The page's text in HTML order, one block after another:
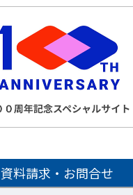
資料請求・お問合せ